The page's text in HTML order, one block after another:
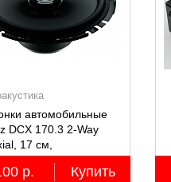
автомобильные
DCX 170.3 2-Way
17 см,
2 шт.
р. Купить